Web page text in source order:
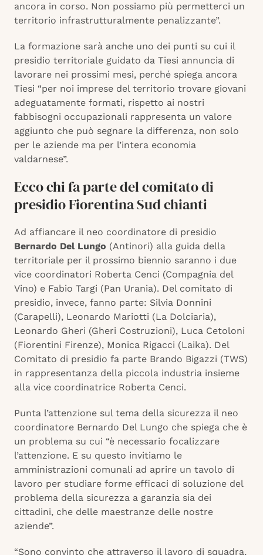
ancora in corso. Non possiamo più permetterci un
territorio infrastrutturalmente penalizzante”.
La formazione sarà anche uno dei punti su cui il
presidio territoriale guidato da Tiesi annuncia di
lavorare nei prossimi mesi, perché spiega ancora
Tiesi “per noi imprese del territorio trovare giovani
adeguatamente formati, rispetto ai nostri
fabbisogni occupazionali rappresenta un valore
aggiunto che può segnare la differenza, non solo
per le aziende ma per l’intera economia
valdarnese”.
Ecco chi fa parte del comitato di
presidio Fiorentina Sud chianti
Ad affiancare il neo coordinatore di presidio
Bernardo Del Lungo (Antinori) alla guida della
territoriale per il prossimo biennio saranno i due
vice coordinatori Roberta Cenci (Compagnia del
Vino) e Fabio Targi (Pan Urania). Del comitato di
presidio, invece, fanno parte: Silvia Donnini
(Carapelli), Leonardo Mariotti (La Dolciaria),
Leonardo Gheri (Gheri Costruzioni), Luca Cetoloni
(Fiorentini Firenze), Monica Rigacci (Laika). Del
Comitato di presidio fa parte Brando Bigazzi (TWS)
in rappresentanza della piccola industria insieme
alla vice coordinatrice Roberta Cenci.
Punta l’attenzione sul tema della sicurezza il neo
coordinatore Bernardo Del Lungo che spiega che è
un problema su cui “è necessario focalizzare
l’attenzione. E su questo invitiamo le
amministrazioni comunali ad aprire un tavolo di
lavoro per studiare forme efficaci di soluzione del
problema della sicurezza a garanzia sia dei
cittadini, che delle maestranze delle nostre
aziende”.
“Sono convinto che attraverso il lavoro di squadra,